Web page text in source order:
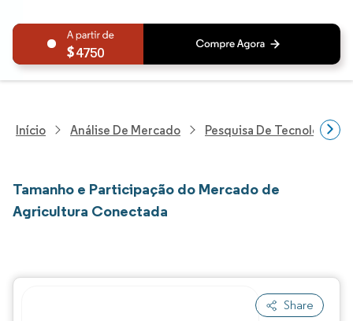
4750
Início Análise De Mercado Pesquisa De Tecnologia,
Tamanho e Participação do Mercado de
Agricultura Conectada
Share